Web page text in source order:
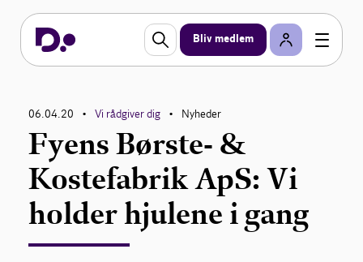
Bliv medlem
06.04.20 • Vi rådgiver dig • Nyheder
Fyens Børste- &
Kostefabrik ApS: Vi
holder hjulene i gang